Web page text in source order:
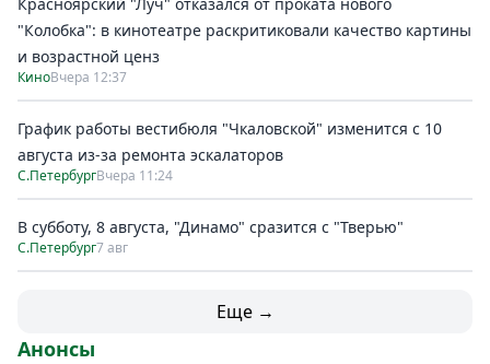
"Колобка": в кинотеатре раскритиковали качество картины
и возрастной ценз
КиноВчера 12:37
График работы вестибюля "Чкаловской" изменится с 10
августа из-за ремонта эскалаторов
С.ПетербургВчера 11:24
В субботу, 8 августа, "Динамо" сразится с "Тверью"
С.Петербург7 авг
Еще →
Анонсы